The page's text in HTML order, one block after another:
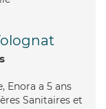
Enora a 5 ans
Sanitaires et